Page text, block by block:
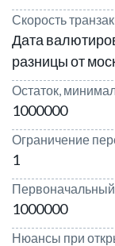
Скорость
Дата
разницы от
Остаток,
1000000
Ограничение
1
Первоначальный
1000000
Нюансы при